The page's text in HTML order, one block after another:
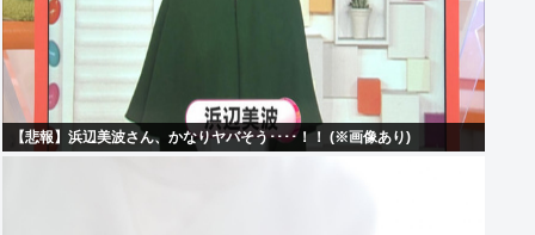
【悲報】浜辺美波さん、かなりヤバそう････！！ (※画像あり)